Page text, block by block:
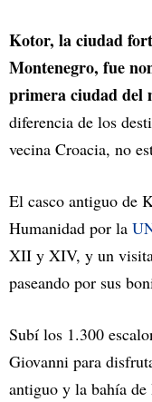
Kotor, la ciudad
Montenegro, fue
primera ciudad del
diferencia de los
vecina Croacia, no
El casco antiguo de
Humanidad por la
XII y XIV, y un
paseando por sus
Subí los 1.300
Giovanni para
antiguo y la bahía de